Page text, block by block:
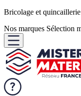
Bricolage et
Nos marques Sélection